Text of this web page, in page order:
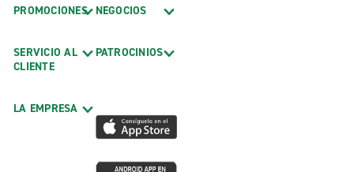
PROMOCIONES
SERVICIO AL
CLIENTE
LA EMPRESA
NEGOCIOS
PATROCINIOS